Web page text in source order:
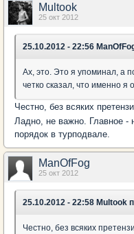
Multook
25 окт 2012
25.10.2012 - 22:56
Ах, это. Это я упоминал, а
четко сказал, что именно я
Честно, без всяких
Ладно, не важно. Главное -
порядок в турподвале.
ManOfFog
25 окт 2012
25.10.2012 - 22:58 Multook
Честно, без всяких